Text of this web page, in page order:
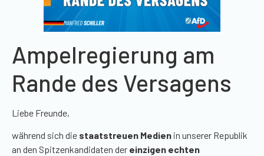
Ampelregierung am
Rande des Versagens
Liebe Freunde,
während sich die staatstreuen Medien in unserer Republik
an den Spitzenkandidaten der einzigen echten